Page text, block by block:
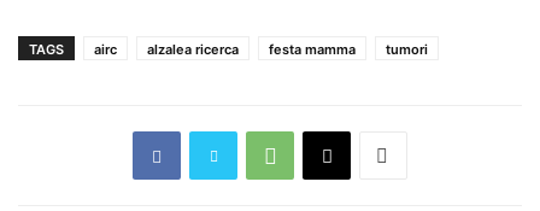
TAGS airc alzalea ricerca festa mamma tumori